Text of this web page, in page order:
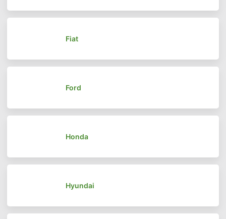
Fiat
Ford
Honda
Hyundai